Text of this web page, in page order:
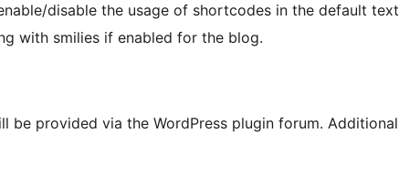
disable the usage of shortcodes in the default text
with smilies if enabled for the blog.
via the WordPress plugin forum. Additional